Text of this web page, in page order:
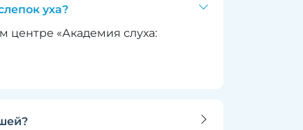
уха?
центре «Академия слуха: